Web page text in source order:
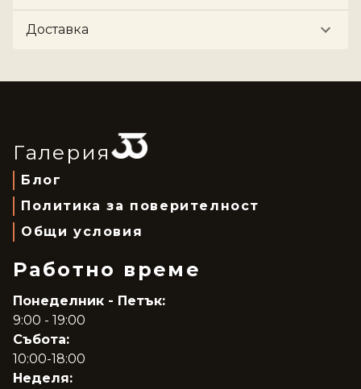
Доставка
Галерия
Блог
Политика за поверителност
Общи условия
Работно време
Понеделник - Петък:
9:00 - 19:00
Събота:
10:00-18:00
Неделя: